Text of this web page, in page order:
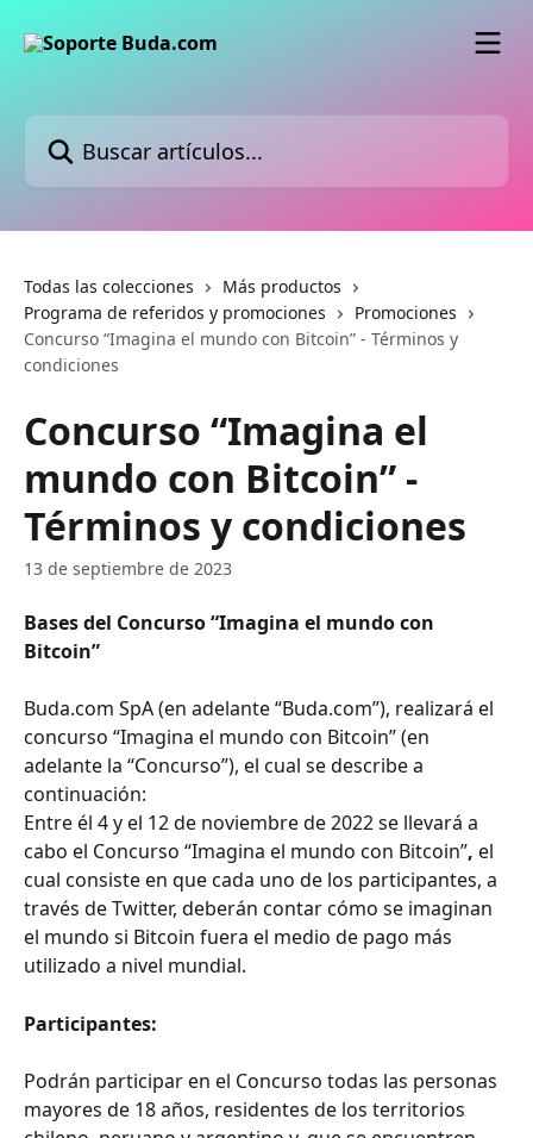
Buscar artículos...
Todas las colecciones
Más productos
Programa de referidos y promociones
Promociones
Concurso “Imagina el mundo con Bitcoin” - Términos y
condiciones
Concurso “Imagina el
mundo con Bitcoin” -
Términos y condiciones
13 de septiembre de 2023
Bases del Concurso “Imagina el mundo con
Bitcoin”
Buda.com SpA (en adelante “Buda.com”), realizará el
concurso “Imagina el mundo con Bitcoin” (en
adelante la “Concurso”), el cual se describe a
continuación:
Entre él 4 y el 12 de noviembre de 2022 se llevará a
cabo el Concurso “Imagina el mundo con Bitcoin”, el
cual consiste en que cada uno de los participantes, a
través de Twitter, deberán contar cómo se imaginan
el mundo si Bitcoin fuera el medio de pago más
utilizado a nivel mundial.
Participantes:
Podrán participar en el Concurso todas las personas
mayores de 18 años, residentes de los territorios